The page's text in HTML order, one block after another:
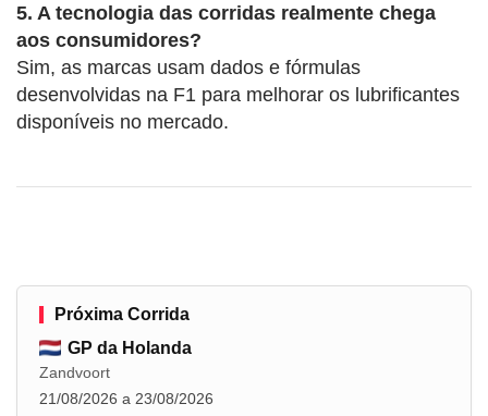
5. A tecnologia das corridas realmente chega
aos consumidores?
Sim, as marcas usam dados e fórmulas
desenvolvidas na F1 para melhorar os lubrificantes
disponíveis no mercado.
Próxima Corrida
GP da Holanda
Zandvoort
21/08/2026 a 23/08/2026